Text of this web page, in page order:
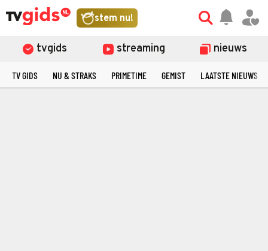
stem nu!
tvgids streaming nieuws
TV GIDS NU & STRAKS PRIMETIME GEMIST LAATSTE NIEUWS